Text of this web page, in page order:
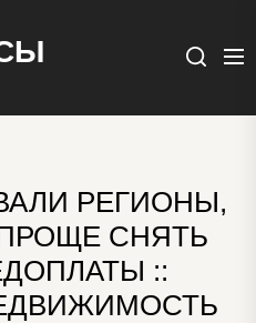
Поиск
РЕГИОНЫ,
СНЯТЬ
::